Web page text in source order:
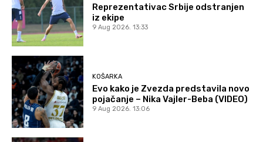
Reprezentativac Srbije odstranjen
iz ekipe
9 Aug 2026. 13:33
KOŠARKA
Evo kako je Zvezda predstavila novo
pojačanje – Nika Vajler-Beba (VIDEO)
9 Aug 2026. 13:06